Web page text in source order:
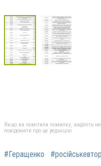
Якщо ви помітили помилку, виділіть
повідомити про це редакцію
#Геращенко